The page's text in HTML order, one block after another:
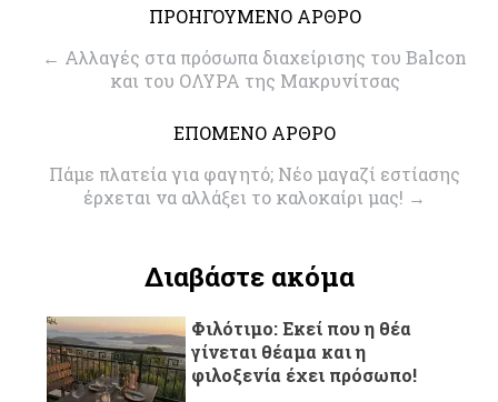
ΠΡΟΗΓΟΥΜΕΝΟ ΑΡΘΡΟ
← Αλλαγές στα πρόσωπα διαχείρισης του Balcon
και του OΛΥΡΑ της Μακρυνίτσας
ΕΠΟΜΕΝΟ ΑΡΘΡΟ
Πάμε πλατεία για φαγητό; Νέο μαγαζί εστίασης
έρχεται να αλλάξει το καλοκαίρι μας! →
Διαβάστε ακόμα
Φιλότιμο: Εκεί που η θέα
γίνεται θέαμα και η
φιλοξενία έχει πρόσωπο!